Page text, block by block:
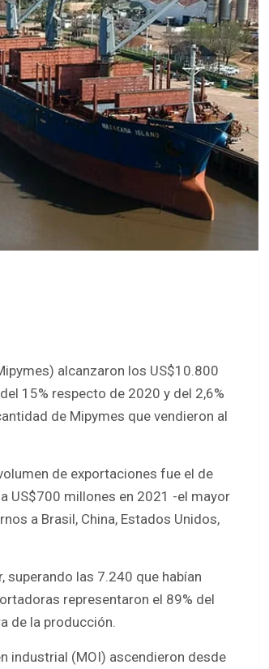
alcanzaron los US$10.800
15% respecto de 2020 y del 2,6%
de Mipymes que vendieron al
de exportaciones fue el de
US$700 millones en 2021 -el mayor
a Brasil, China, Estados Unidos,
superando las 7.240 que habían
representaron el 89% del
de la producción.
industrial (MOI) ascendieron desde